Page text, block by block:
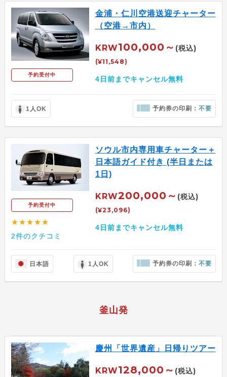
予約受付中
金浦・仁川空港送迎チャーター
（空港→市内）
KRW100,000～ (税込)
(¥11,548)
4日前までキャンセル無料
1人OK 予約券の印刷：不要
予約受付中
★★★★★
2件のクチコミ
ソウル市内専用車チャーター＋
日本語ガイド付き (半日または
1日)
KRW200,000～ (税込)
(¥23,096)
4日前までキャンセル無料
日本語 1人OK 予約券の印刷：不要
釜山発
慶州「世界遺産」日帰りツアー
KRW128,000～ (税込)